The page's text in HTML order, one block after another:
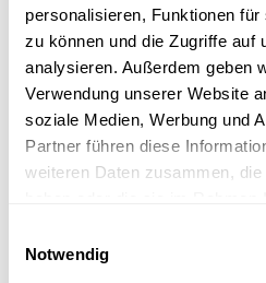
personalisieren, Funktionen
zu können und die Zugriffe auf
analysieren. Außerdem geben
Verwendung unserer Website
soziale Medien, Werbung und
Partner führen diese
weiteren Daten zusammen,
Notwendig
Und das Beste: Die App wird
kannst gleich starten. 🌿
Ich freue mich auf Dich,
https://www.katjalangholz.de/
KL
Katja Langholz